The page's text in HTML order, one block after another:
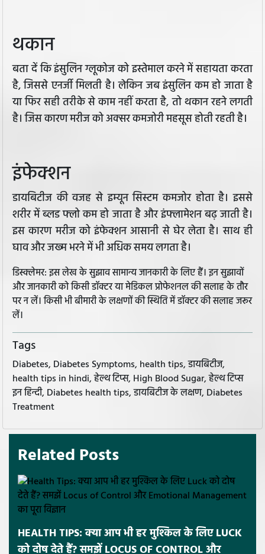
थकान
बता दें कि इंसुलिन ग्लूकोज को इस्तेमाल करने में सहायता करता
है, जिससे एनर्जी मिलती है। लेकिन जब इंसुलिन कम हो जाता है
या फिर सही तरीके से काम नहीं करता है, तो थकान रहने लगती
है। जिस कारण मरीज को अक्सर कमजोरी महसूस होती रहती है।
इंफेक्शन
डायबिटीज की वजह से इम्यून सिस्टम कमजोर होता है। इससे
शरीर में ब्लड फ्लो कम हो जाता है और इंफ्लामेशन बढ़ जाती है।
इस कारण मरीज को इंफेक्शन आसानी से घेर लेता है। साथ ही
घाव और जख्म भरने में भी अधिक समय लगता है।
डिस्क्लेमर: इस लेख के सुझाव सामान्य जानकारी के लिए हैं। इन सुझावों
और जानकारी को किसी डॉक्टर या मेडिकल प्रोफेशनल की सलाह के तौर
पर न लें। किसी भी बीमारी के लक्षणों की स्थिति में डॉक्टर की सलाह जरूर
लें।
Tags
Diabetes, Diabetes Symptoms, health tips, डायबिटीज,
health tips in hindi, हेल्थ टिप्स, High Blood Sugar, हेल्थ टिप्स
इन हिन्दी, Diabetes health tips, डायबिटीज के लक्षण, Diabetes
Treatment
Related Posts
HEALTH TIPS: क्या आप भी हर मुश्किल के लिए LUCK
को दोष देते हैं? समझें LOCUS OF CONTROL और